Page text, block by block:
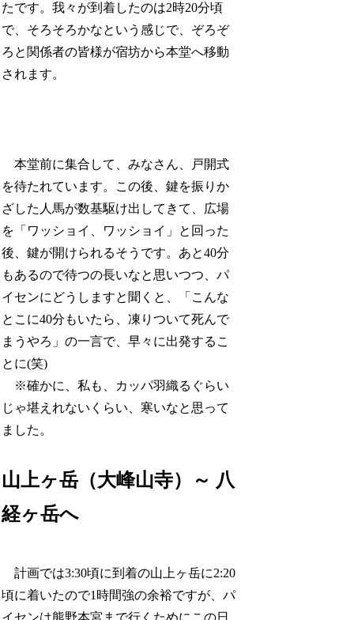
たです。我々が到着したのは2時20分頃
で、そろそろかなという感じで、ぞろぞ
ろと関係者の皆様が宿坊から本堂へ移動
されます。
本堂前に集合して、みなさん、戸開式
を待たれています。この後、鍵を振りか
ざした人馬が数基駆け出してきて、広場
を「ワッショイ、ワッショイ」と回った
後、鍵が開けられるそうです。あと40分
もあるので待つの長いなと思いつつ、パ
イセンにどうしますと聞くと、「こんな
とこに40分もいたら、凍りついて死んで
まうやろ」の一言で、早々に出発するこ
とに(笑)
※確かに、私も、カッパ羽織るぐらい
じゃ堪えれないくらい、寒いなと思って
ました。
山上ヶ岳（大峰山寺）～ 八
経ヶ岳へ
計画では3:30頃に到着の山上ヶ岳に2:20
頃に着いたので1時間強の余裕ですが、パ